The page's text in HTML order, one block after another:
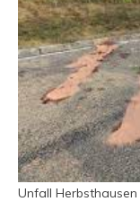
Unfall Herbsthausen